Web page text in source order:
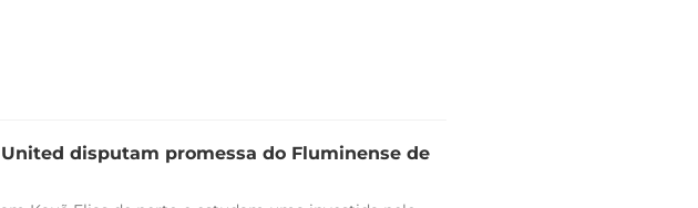
disputam promessa do Fluminense de